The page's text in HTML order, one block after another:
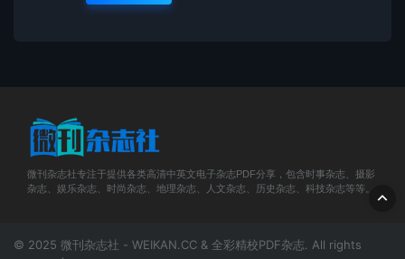
微刊杂志社专注于提供各类高清中英文电子杂志PDF分享，包含时事杂志、摄影
杂志、娱乐杂志、时尚杂志、地理杂志、人文杂志、历史杂志、科技杂志等等。
© 2025 微刊杂志社 - WEIKAN.CC & 全彩精校PDF杂志. All rights